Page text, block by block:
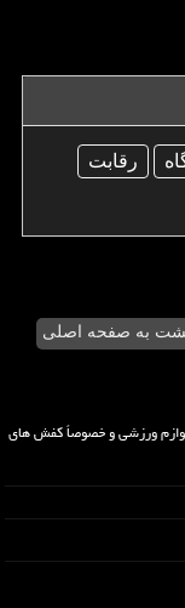
رقابت
به صفحه اصلی
ورزشی و خصوصاً کفش های